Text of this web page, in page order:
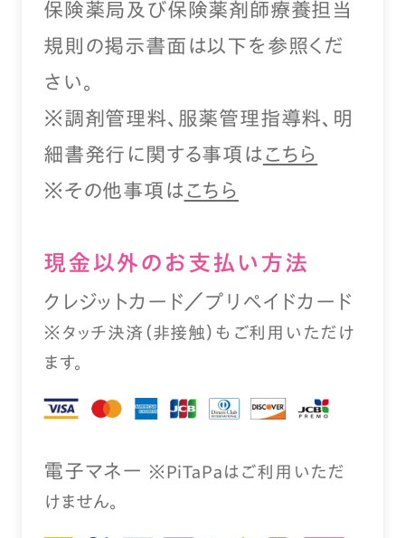
保険薬局及び保険薬剤師療養担当
規則の掲示書面は以下を参照くだ
さい。
※調剤管理料、服薬管理指導料、明
細書発行に関する事項は こちら
※その他事項は こちら
現⾦以外のお⽀払い⽅法
クレジットカード／プリペイドカード
※タッチ決済（⾮接触）もご利⽤いただけ
ます。
電⼦マネー ※PiTaPaはご利⽤いただ
けません。